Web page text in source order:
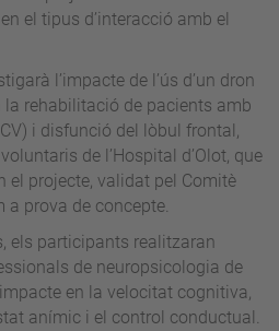
el tipus d’interacció amb el
l’impacte de l’ús d’un dron
la rehabilitació de pacients amb
i disfunció del lòbul frontal,
de l’Hospital d’Olot, que
el projecte, validat pel Comitè
a prova de concepte.
els participants realitzaran
de neuropsicologia de
en la velocitat cognitiva,
anímic i el control conductual.